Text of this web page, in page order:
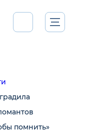
помнить»